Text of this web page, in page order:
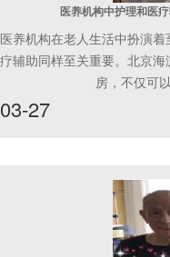
医养机构中护理和医
医养机构在老人生活中扮演
疗辅助同样至关重要。北京
房，不仅可
03-27